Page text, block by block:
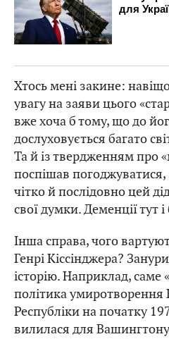
Хтось мені закине:
увагу на заяви цього
вже хоча б тому, що до
дослуховується багато
Та й із твердженням про
поспішав погоджуватися,
чітко й послідовно цей
свої думки. Деменції тут
Інша справа, чого
Генрі Кіссінджера?
історію. Наприклад,
політика умиротворення
Республіки на початку
вилилася для